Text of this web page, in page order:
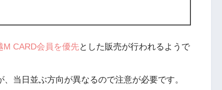
M CARD会員を優先とした販売が行われるようで
当日並ぶ方向が異なるので注意が必要です。